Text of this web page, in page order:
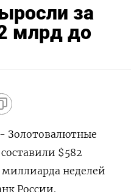
за
млрд до
Золотовалютные
$582
неделей
России.